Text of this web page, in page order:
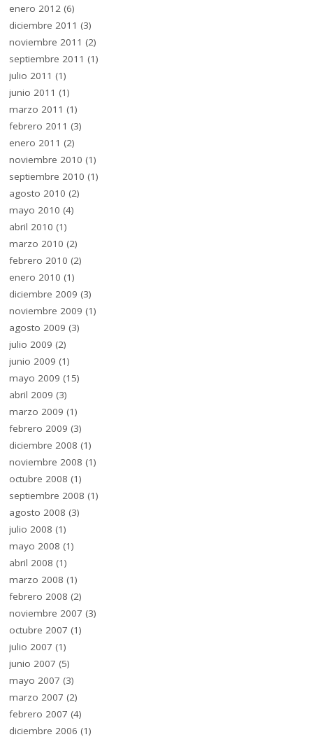
enero 2012 (6)
diciembre 2011 (3)
noviembre 2011 (2)
septiembre 2011 (1)
julio 2011 (1)
junio 2011 (1)
marzo 2011 (1)
febrero 2011 (3)
enero 2011 (2)
noviembre 2010 (1)
septiembre 2010 (1)
agosto 2010 (2)
mayo 2010 (4)
abril 2010 (1)
marzo 2010 (2)
febrero 2010 (2)
enero 2010 (1)
diciembre 2009 (3)
noviembre 2009 (1)
agosto 2009 (3)
julio 2009 (2)
junio 2009 (1)
mayo 2009 (15)
abril 2009 (3)
marzo 2009 (1)
febrero 2009 (3)
diciembre 2008 (1)
noviembre 2008 (1)
octubre 2008 (1)
septiembre 2008 (1)
agosto 2008 (3)
julio 2008 (1)
mayo 2008 (1)
abril 2008 (1)
marzo 2008 (1)
febrero 2008 (2)
noviembre 2007 (3)
octubre 2007 (1)
julio 2007 (1)
junio 2007 (5)
mayo 2007 (3)
marzo 2007 (2)
febrero 2007 (4)
diciembre 2006 (1)